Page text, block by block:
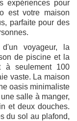
expériences pour
est votre maison
parfaite pour des
voyageur, la
de piscine et la
à seulement 100
vaste. La maison
oasis minimaliste
salle à manger,
et deux douches.
du sol au plafond,